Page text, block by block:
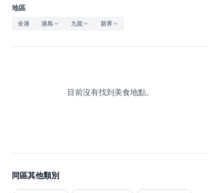
音樂
地區
全港 港島 九龍 新界
目前沒有找到美食地點。
同區其他類別